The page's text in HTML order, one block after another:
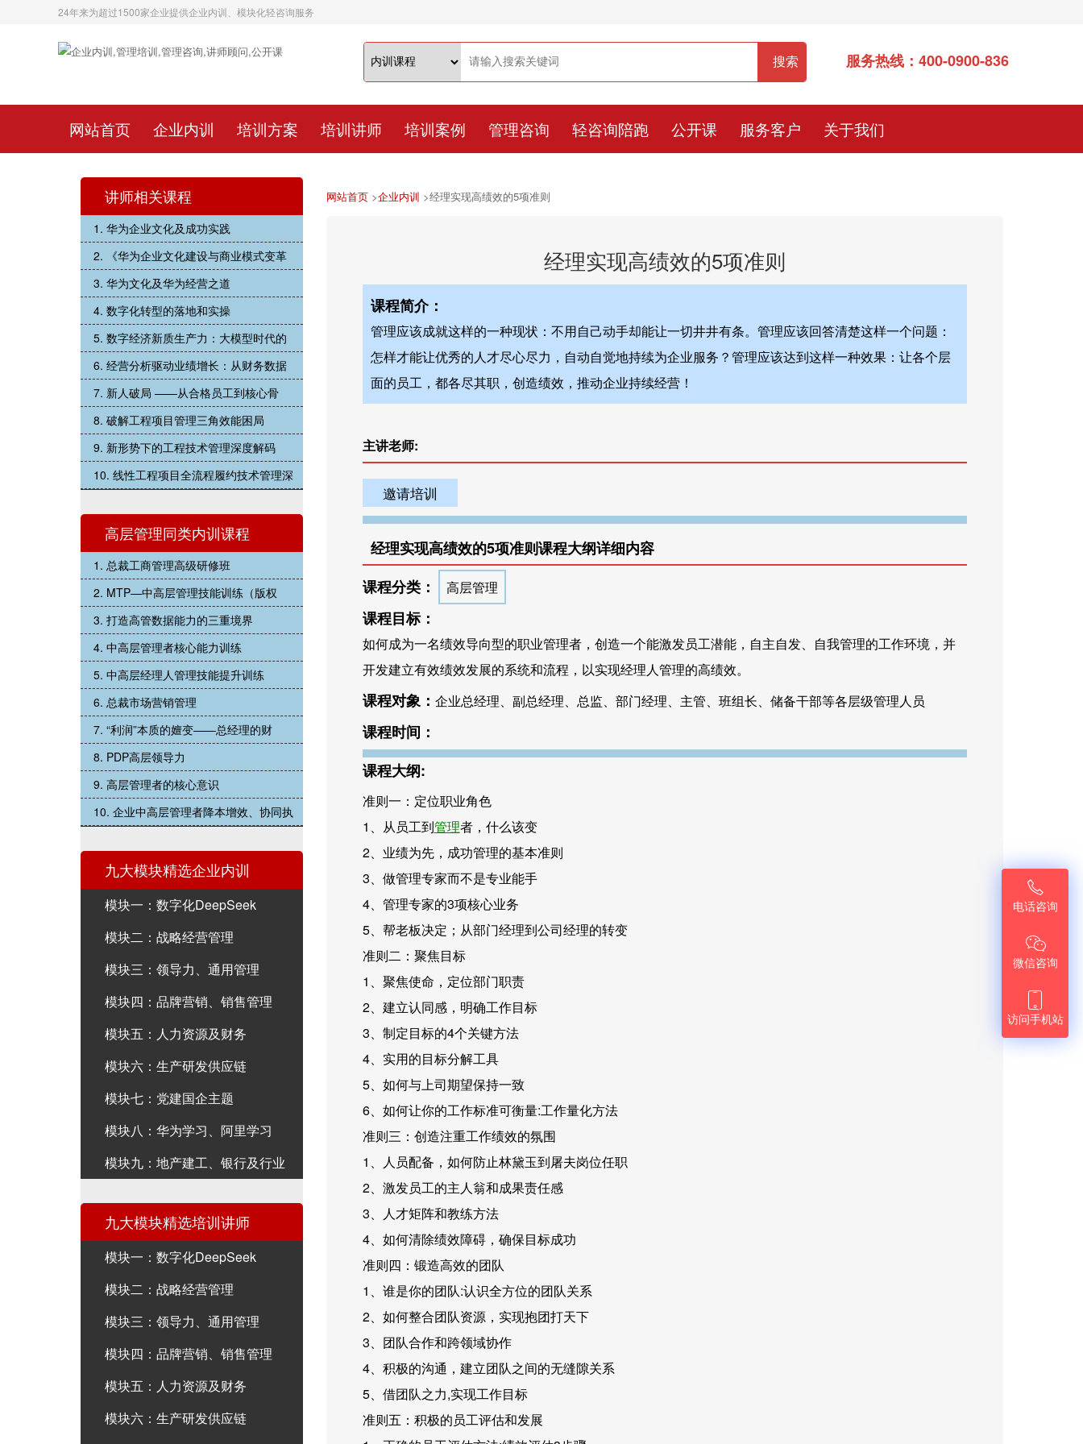
24年来为超过1500家企业提供企业内训、模块化轻咨询服务
服务热线：400-0900-836
网站首页 企业内训 培训方案 培训讲师 培训案例 管理咨询 轻咨询陪跑 公开课 服务客户 关于我们
网站首页>企业内训 >经理实现高绩效的5项准则
经理实现高绩效的5项准则
课程简介：
管理应该成就这样的一种现状：不用自己动手却能让一切井井有条。管理应该回答清楚这样一个问题：
怎样才能让优秀的人才尽心尽力，自动自觉地持续为企业服务？管理应该达到这样一种效果：让各个层
面的员工，都各尽其职，创造绩效，推动企业持续经营！
主讲老师:
邀请培训
经理实现高绩效的5项准则课程大纲详细内容
课程分类：
高层管理
课程目标：
如何成为一名绩效导向型的职业管理者，创造一个能激发员工潜能，自主自发、自我管理的工作环境，并
开发建立有效绩效发展的系统和流程，以实现经理人管理的高绩效。
课程对象： 企业总经理、副总经理、总监、部门经理、主管、班组长、储备干部等各层级管理人员
课程时间：
课程大纲:
准则一：定位职业角色
1、从员工到管理者，什么该变
2、业绩为先，成功管理的基本准则
3、做管理专家而不是专业能手
4、管理专家的3项核心业务
5、帮老板决定；从部门经理到公司经理的转变
准则二：聚焦目标
1、聚焦使命，定位部门职责
2、建立认同感，明确工作目标
3、制定目标的4个关键方法
4、实用的目标分解工具
5、如何与上司期望保持一致
6、如何让你的工作标准可衡量:工作量化方法
准则三：创造注重工作绩效的氛围
1、人员配备，如何防止林黛玉到屠夫岗位任职
2、激发员工的主人翁和成果责任感
3、人才矩阵和教练方法
4、如何清除绩效障碍，确保目标成功
准则四：锻造高效的团队
1、谁是你的团队:认识全方位的团队关系
2、如何整合团队资源，实现抱团打天下
3、团队合作和跨领域协作
4、积极的沟通，建立团队之间的无缝隙关系
5、借团队之力,实现工作目标
准则五：积极的员工评估和发展
讲师相关课程
1. 华为企业文化及成功实践
2. 《华为企业文化建设与商业模式变革
3. 华为文化及华为经营之道
4. 数字化转型的落地和实操
5. 数字经济新质生产力：大模型时代的
6. 经营分析驱动业绩增长：从财务数据
7. 新人破局 ——从合格员工到核心骨
8. 破解工程项目管理三角效能困局
9. 新形势下的工程技术管理深度解码
10. 线性工程项目全流程履约技术管理深
高层管理同类内训课程
1. 总裁工商管理高级研修班
2. MTP—中高层管理技能训练（版权
3. 打造高管数据能力的三重境界
4. 中高层管理者核心能力训练
5. 中高层经理人管理技能提升训练
6. 总裁市场营销管理
7. “利润”本质的嬗变——总经理的财
8. PDP高层领导力
9. 高层管理者的核心意识
10. 企业中高层管理者降本增效、协同执
九大模块精选企业内训
模块一：数字化DeepSeek
模块二：战略经营管理
模块三：领导力、通用管理
模块四：品牌营销、销售管理
模块五：人力资源及财务
模块六：生产研发供应链
模块七：党建国企主题
模块八：华为学习、阿里学习
模块九：地产建工、银行及行业
九大模块精选培训讲师
模块一：数字化DeepSeek
模块二：战略经营管理
模块三：领导力、通用管理
模块四：品牌营销、销售管理
模块五：人力资源及财务
模块六：生产研发供应链

电话咨询

微信咨询

访问手机站